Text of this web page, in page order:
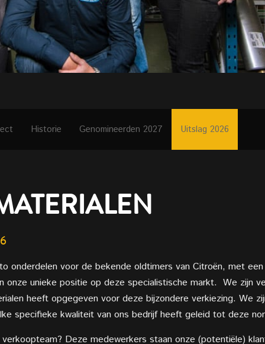
Historie Genomineerden 2027 Uitslag 2026
onderdelen voor de bekende oldtimers van Citroën, met
onze unieke positie op deze specialistische markt. We zijn
heeft opgegeven voor deze bijzondere verkiezing. We
specifieke kwaliteit van ons bedrijf heeft geleid tot deze
Deze medewerkers staan onze (potentiële)